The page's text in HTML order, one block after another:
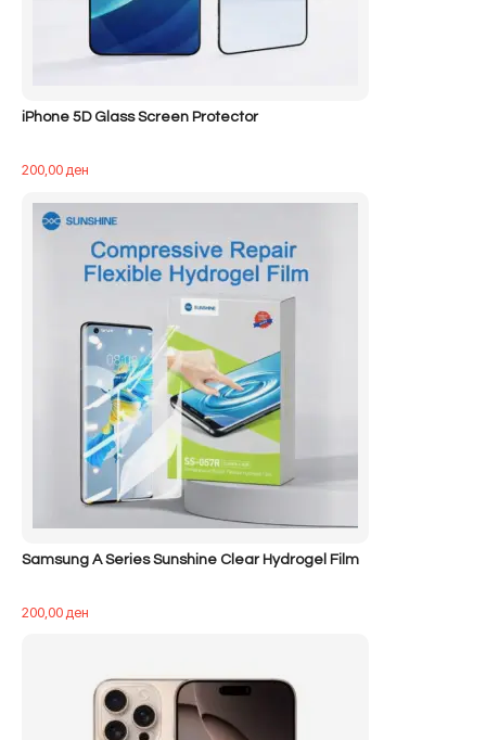
iPhone 5D Glass Screen Protector
200,00ден
Samsung A Series Sunshine Clear Hydrogel Film
200,00ден